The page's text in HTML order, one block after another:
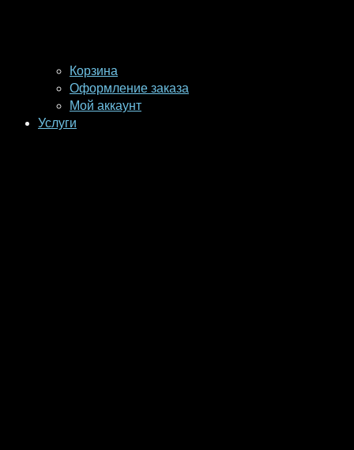
Корзина
Оформление заказа
Мой аккаунт
Услуги